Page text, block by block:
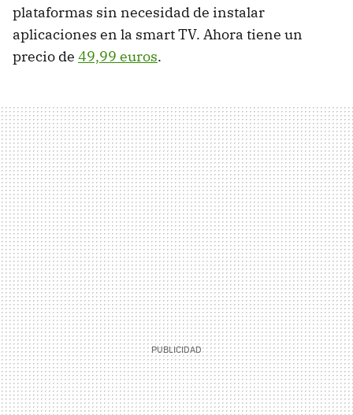
plataformas sin necesidad de instalar
aplicaciones en la smart TV. Ahora tiene un
precio de 49,99 euros.